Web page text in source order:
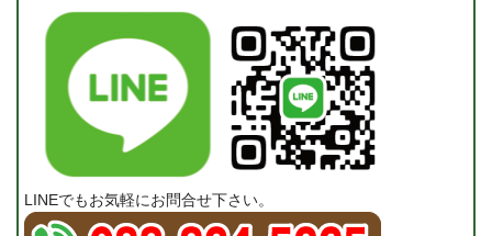
LINEでもお気軽にお問合せ下さい。